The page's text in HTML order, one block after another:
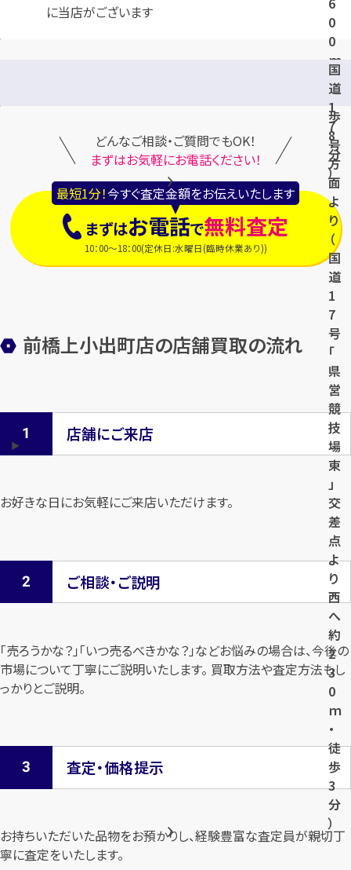
0
0
ｍ
・
徒
歩
8
分
）
に当店がございます
国
道
1
7
号
方
面
よ
り
（
国
道
1
7
号
「
県
営
競
技
場
東
」
交
差
点
よ
り
西
へ
約
2
3
0
ｍ
・
徒
歩
3
分
）
どんなご相談・ご質問でもOK！
まずはお気軽にお電話ください！
最短1分！今すぐ査定金額をお伝えいたします
まずはお電話で無料査定
10：00～18：00(定休日:水曜日(臨時休業あり))
前橋上小出町店の店舗買取の流れ
店舗にご来店
お好きな日にお気軽にご来店いただけます。
ご相談・ご説明
「売ろうかな？」「いつ売るべきかな？」などお悩みの場合は、今後の
市場について丁寧にご説明いたします。 買取方法や査定方法もし
っかりとご説明。
査定・価格提示
お持ちいただいた品物をお預かりし、経験豊富な査定員が親切丁
寧に査定をいたします。